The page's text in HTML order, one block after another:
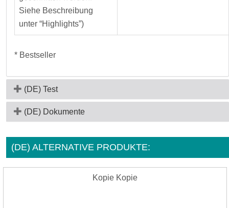
Siehe Beschreibung
unter “Highlights”)
* Bestseller
(DE) Test
(DE) Dokumente
(DE) ALTERNATIVE PRODUKTE:
Kopie Kopie